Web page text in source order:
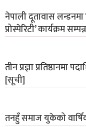
नेपाली दूतावास
प्रोस्पेरिटी’ कार्यक्रम
तीन प्रज्ञा
[सूची]
तनहुँ समाज युकेको